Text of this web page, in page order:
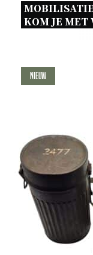
KOM JE MET
Nieuw